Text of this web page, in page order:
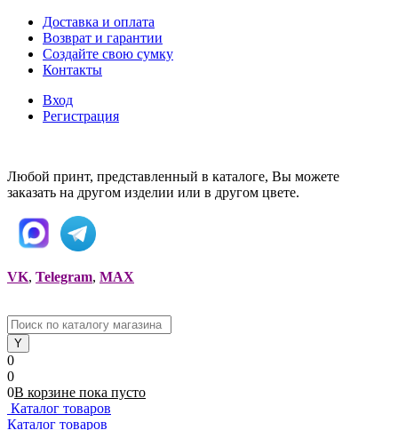
Доставка и оплата
Возврат и гарантии
Создайте свою сумку
Контакты
Вход
Регистрация
Любой принт, представленный в каталоге, Вы можете
заказать на другом изделии или в другом цвете.
VK, Telegram, MAX
0
0
0В корзине пока пусто
Каталог товаров
Каталог товаров